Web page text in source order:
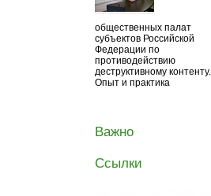
общественных палат
субъектов Российской
Федерации по
противодействию
деструктивному контенту.
Опыт и практика
Важно
Ссылки